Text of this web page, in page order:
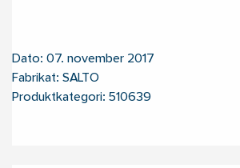
Dato: 07. november 2017
Fabrikat: SALTO
Produktkategori: 510639